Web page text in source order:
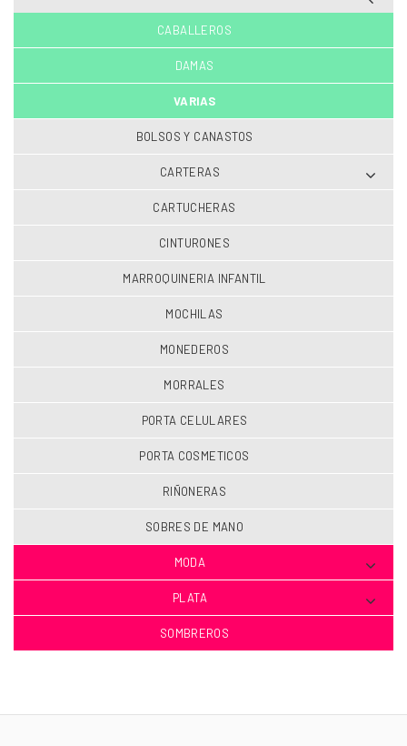
CABALLEROS
DAMAS
VARIAS
BOLSOS Y CANASTOS
CARTERAS
CARTUCHERAS
CINTURONES
MARROQUINERIA INFANTIL
MOCHILAS
MONEDEROS
MORRALES
PORTA CELULARES
PORTA COSMETICOS
RIÑONERAS
SOBRES DE MANO
MODA
PLATA
SOMBREROS